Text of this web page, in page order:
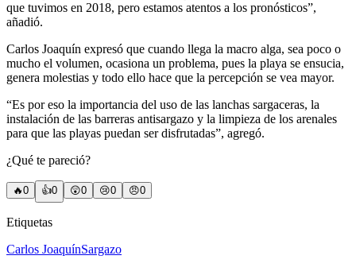
que tuvimos en 2018, pero estamos atentos a los pronósticos”,
añadió.
Carlos Joaquín expresó que cuando llega la macro alga, sea poco o
mucho el volumen, ocasiona un problema, pues la playa se ensucia,
genera molestias y todo ello hace que la percepción se vea mayor.
“Es por eso la importancia del uso de las lanchas sargaceras, la
instalación de las barreras antisargazo y la limpieza de los arenales
para que las playas puedan ser disfrutadas”, agregó.
¿Qué te pareció?
🔥0 👍0 😲0 😢0 😠0
Etiquetas
Carlos JoaquínSargazo